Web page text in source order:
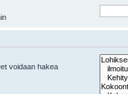
voidaan hakea